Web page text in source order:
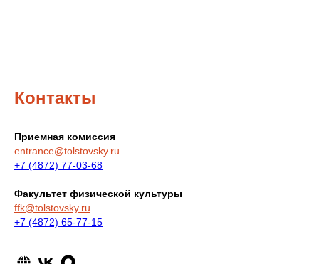
Контакты
Приемная комиссия
entrance@tolstovsky.ru
+7 (4872) 77-03-68
Факультет физической культуры
ffk@tolstovsky.ru
+7 (4872) 65-77-15